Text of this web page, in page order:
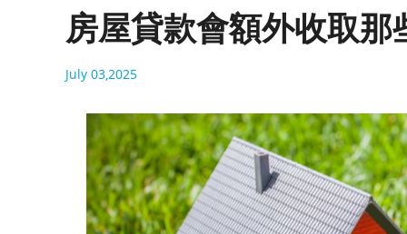
房屋貸款會額外收取那
July 03,2025